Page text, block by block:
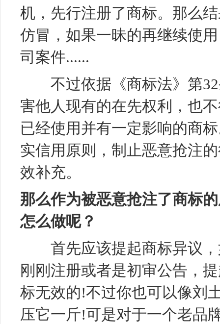
机，先行注册了商标。那么
仿冒，如果一昧的再继续使
司案件......
不过依据《商标法》第32
害他人现有的在先权利，也
已经使用并有一定影响的商
实信用原则，制止恶意抢注
效补充。
那么作为被恶意抢注了商标
怎么做呢？
首先应该提起商标异议
刚刚注册或者是初审公告，
标无效的!不过你也可以像刘
压它一斤!可是对于一个老品